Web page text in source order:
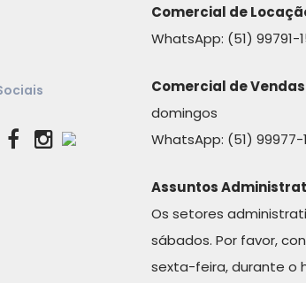
Comercial de
WhatsApp: (51) 99791-
Comercial de Vendas
domingos
WhatsApp: (51) 99977-
Assuntos
Os setores
sábados. Por favor,
sexta-feira, durante o